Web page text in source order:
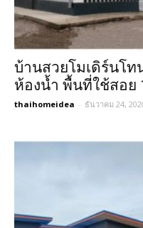
บ้านสวยโมเดิร์นโท
ห้องน้ำ พื้นที่ใช้สอย
thaihomeidea - ธันวาคม 24,